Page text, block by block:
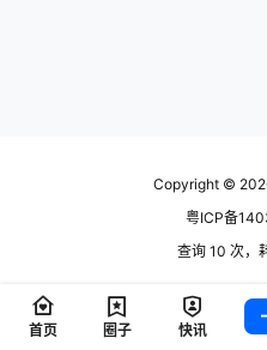
Copyright ©
粤ICP备
查询 10 次，
首页 圈子 快讯